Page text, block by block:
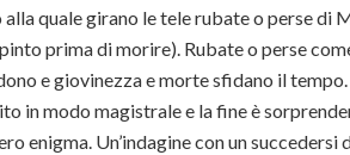
quale girano le tele rubate o perse di
prima di morire). Rubate o perse
e giovinezza e morte sfidano il tempo.
in modo magistrale e la fine è
enigma. Un’indagine con un